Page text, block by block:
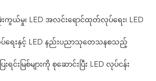
ဖုံးကွယ်မှု၊ LED အလင်းရောင်ထုတ်လုပ်ရေး၊ LED
ရေးနှင့် LED နည်းပညာသုတေသနစသည့်
င်းမြစ်များကို စုဆောင်းပြီး LED လုပ်ငန်း